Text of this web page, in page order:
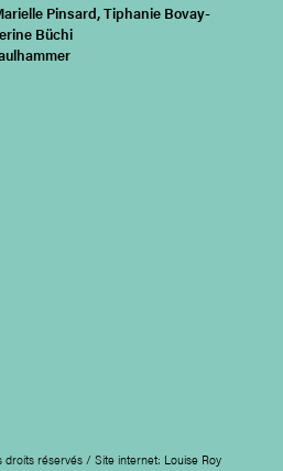
Pinsard, Tiphanie Bovay-
Büchi
droits réservés / Site internet: Louise Roy